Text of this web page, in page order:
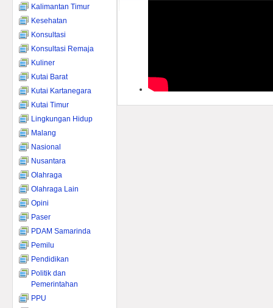
Kalimantan Timur
Kesehatan
Konsultasi
Konsultasi Remaja
Kuliner
Kutai Barat
Kutai Kartanegara
Kutai Timur
Lingkungan Hidup
Malang
Nasional
Nusantara
Olahraga
Olahraga Lain
Opini
Paser
PDAM Samarinda
Pemilu
Pendidikan
Politik dan
Pemerintahan
PPU